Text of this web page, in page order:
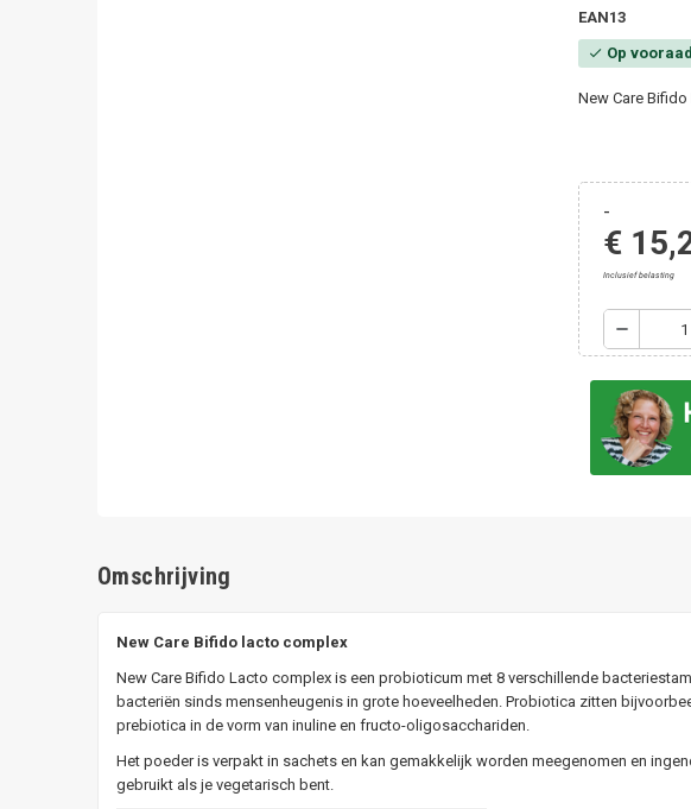
EAN13
check Op vooraad
New Care
-
€
Inclusief belasting
remove
Omschrijving
New Care Bifido lacto complex
New Care Bifido Lacto complex is een probioticum met 8 verschillende
bacteriën sinds mensenheugenis in grote hoeveelheden. Probiotica zitten
prebiotica in de vorm van inuline en fructo-oligosacchariden.
Het poeder is verpakt in sachets en kan gemakkelijk worden meegenomen en
gebruikt als je vegetarisch bent.